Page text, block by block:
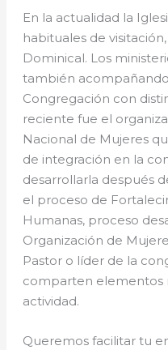
En la actualidad la
habituales de
Dominical. Los
también
Congregación con
reciente fue el
Nacional de Mujeres
de integración en la
desarrollarla después
el proceso de
Humanas, proceso
Organización de
Pastor o líder de la
comparten elementos
actividad.
Queremos facilitar tu